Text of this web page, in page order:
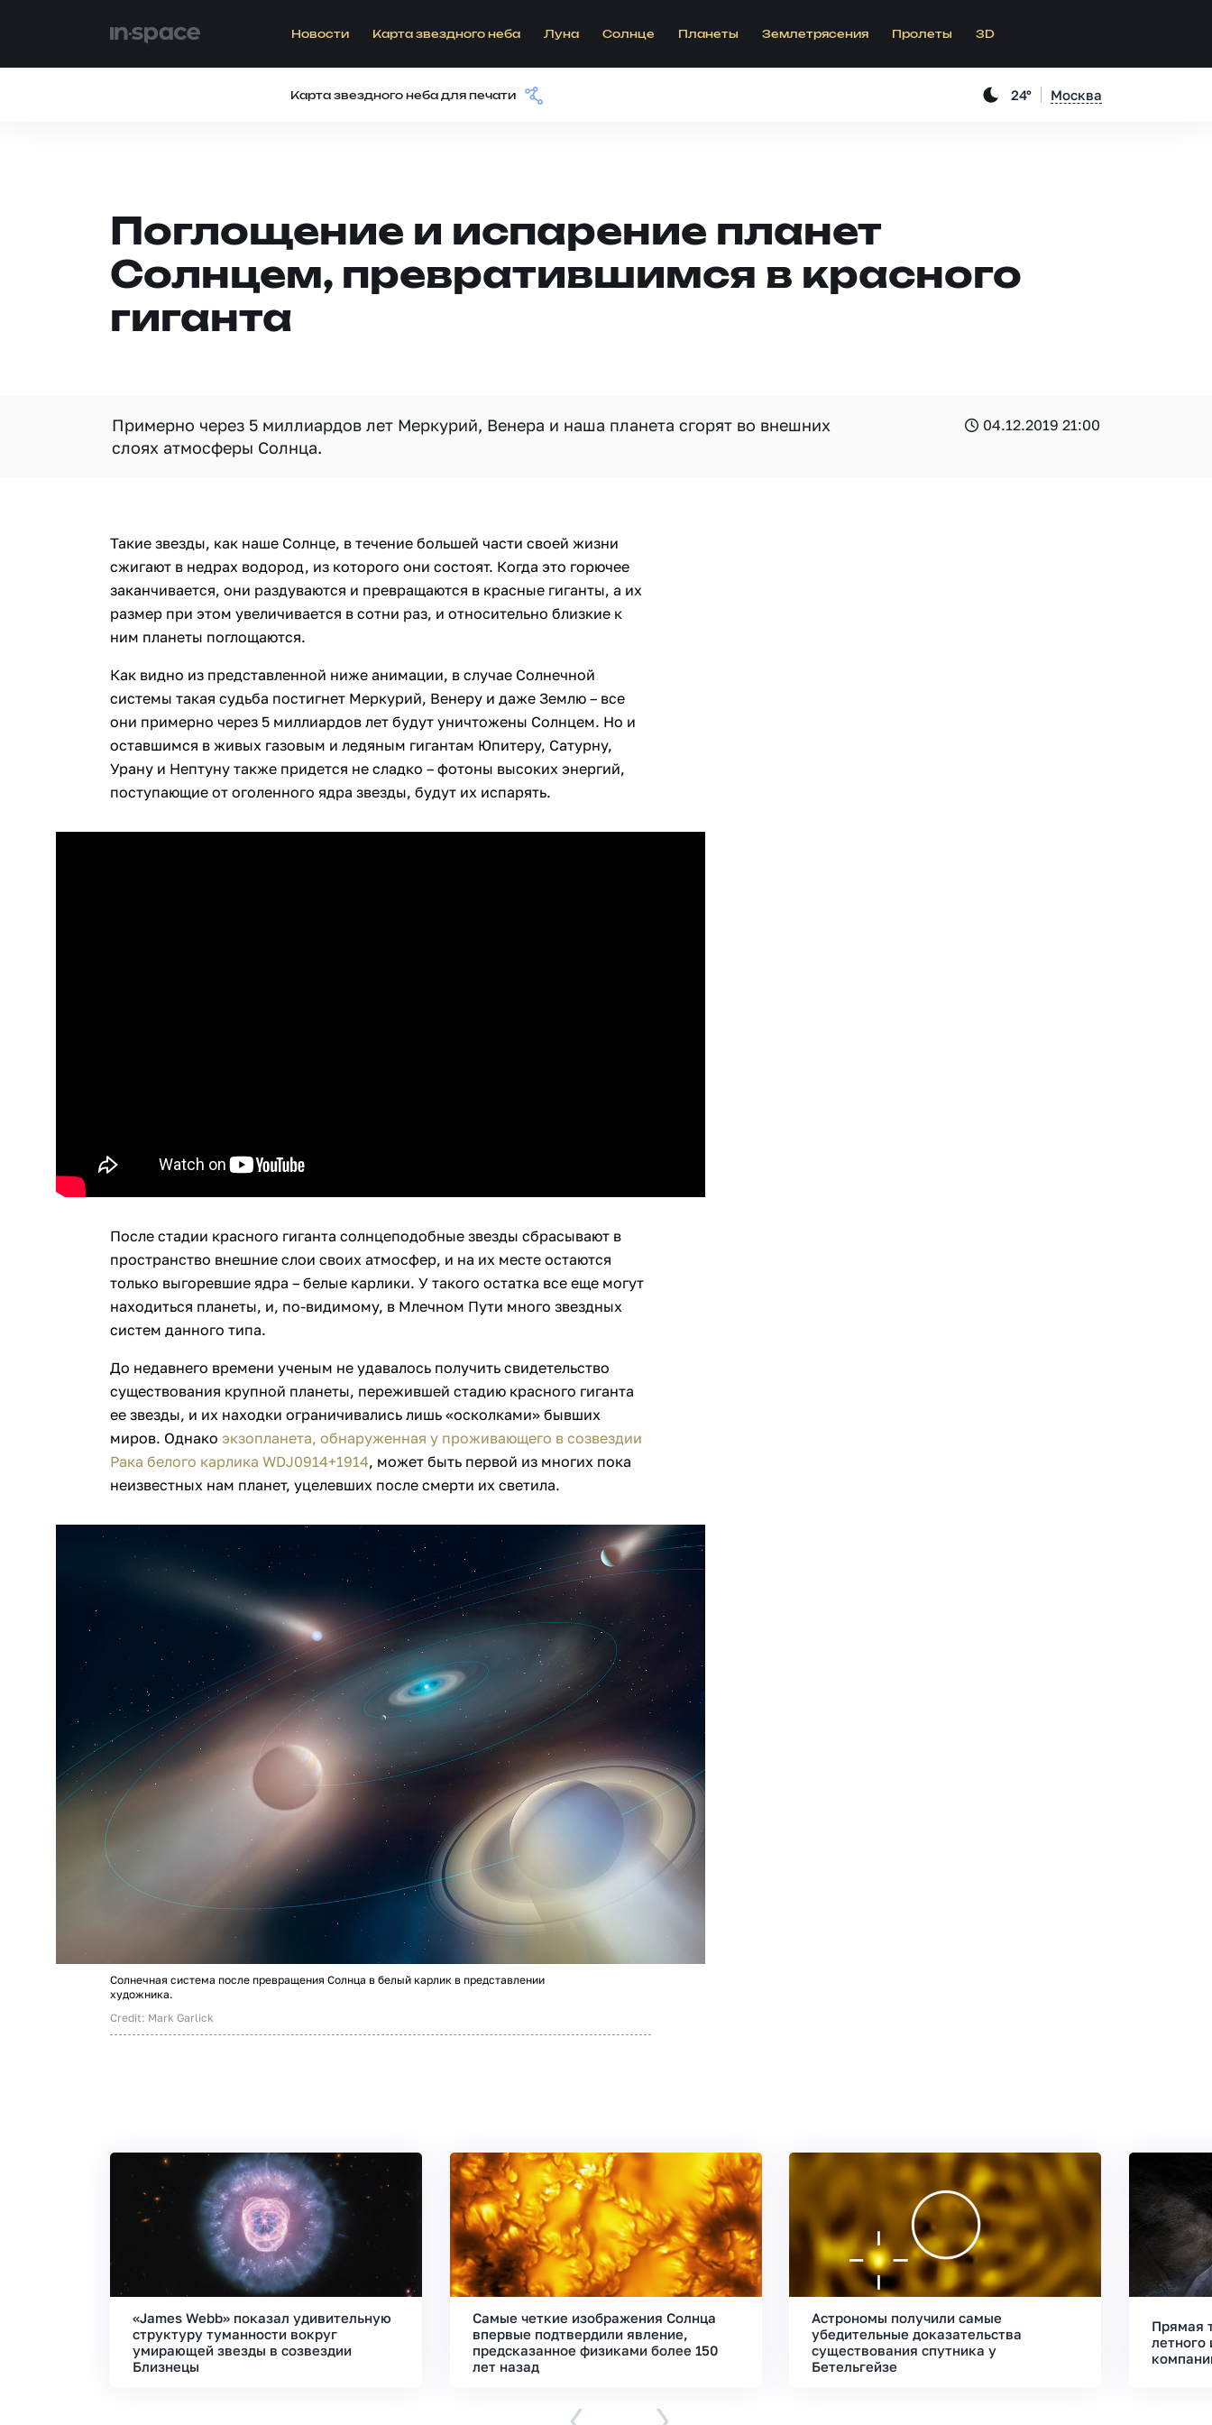
Новости Карта звездного неба Луна Солнце Планеты Землетрясения Пролеты 3D
Карта звездного неба для печати 24° Москва
Поглощение и испарение планет
Солнцем, превратившимся в красного
гиганта
Примерно через 5 миллиардов лет Меркурий, Венера и наша планета сгорят во внешних
слоях атмосферы Солнца.
04.12.2019 21:00
Такие звезды, как наше Солнце, в течение большей части своей жизни
сжигают в недрах водород, из которого они состоят. Когда это горючее
заканчивается, они раздуваются и превращаются в красные гиганты, а их
размер при этом увеличивается в сотни раз, и относительно близкие к
ним планеты поглощаются.
Как видно из представленной ниже анимации, в случае Солнечной
системы такая судьба постигнет Меркурий, Венеру и даже Землю – все
они примерно через 5 миллиардов лет будут уничтожены Солнцем. Но и
оставшимся в живых газовым и ледяным гигантам Юпитеру, Сатурну,
Урану и Нептуну также придется не сладко – фотоны высоких энергий,
поступающие от оголенного ядра звезды, будут их испарять.
После стадии красного гиганта солнцеподобные звезды сбрасывают в
пространство внешние слои своих атмосфер, и на их месте остаются
только выгоревшие ядра – белые карлики. У такого остатка все еще могут
находиться планеты, и, по-видимому, в Млечном Пути много звездных
систем данного типа.
До недавнего времени ученым не удавалось получить свидетельство
существования крупной планеты, пережившей стадию красного гиганта
ее звезды, и их находки ограничивались лишь «осколками» бывших
миров. Однако экзопланета, обнаруженная у проживающего в созвездии
Рака белого карлика WDJ0914+1914, может быть первой из многих пока
неизвестных нам планет, уцелевших после смерти их светила.
Солнечная система после превращения Солнца в белый карлик в представлении
художника.
Credit: Mark Garlick
«James Webb» показал удивительную
структуру туманности вокруг
умирающей звезды в созвездии
Близнецы
Самые четкие изображения Солнца
впервые подтвердили явление,
предсказанное физиками более 150
лет назад
Астрономы получили самые
убедительные доказательства
существования спутника у
Бетельгейзе
Прямая
летного